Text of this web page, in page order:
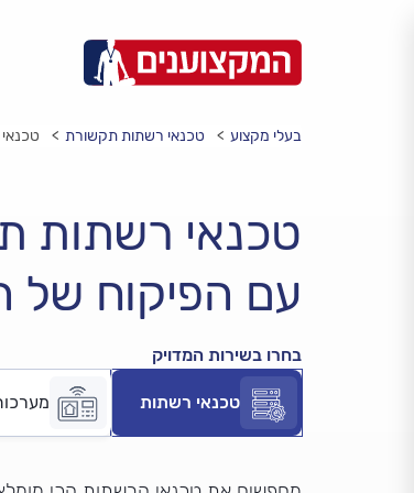
בעלי מקצוע טכנאי רשתות תקשורת
טכנאי רשתות
עם הפיקוח של
בחרו בשירות המדויק
טכנאי רשתות